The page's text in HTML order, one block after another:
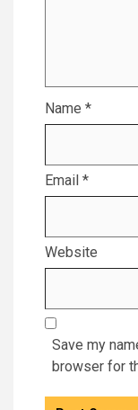
Name *
Email *
Website
Save my
browser for